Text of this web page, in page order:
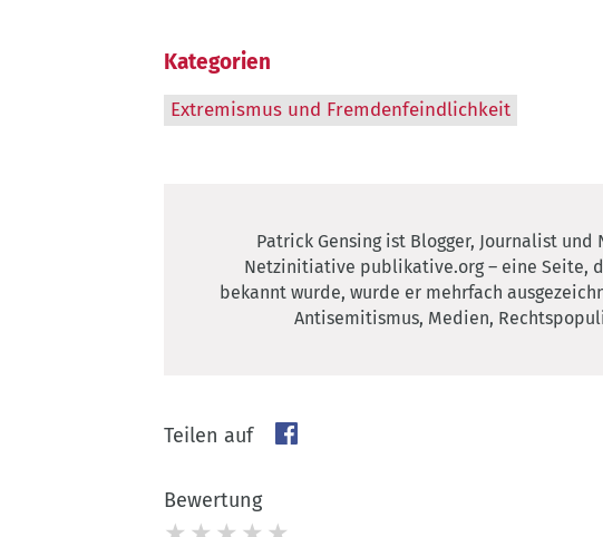
Kategorien
Extremismus und Fremdenfeindlichkeit
Patrick Gensing ist Blogger, Journalist
Netzinitiative publikative.org – eine Seite,
bekannt wurde, wurde er mehrfach
Antisemitismus, Medien,
Teilen auf
Bewertung